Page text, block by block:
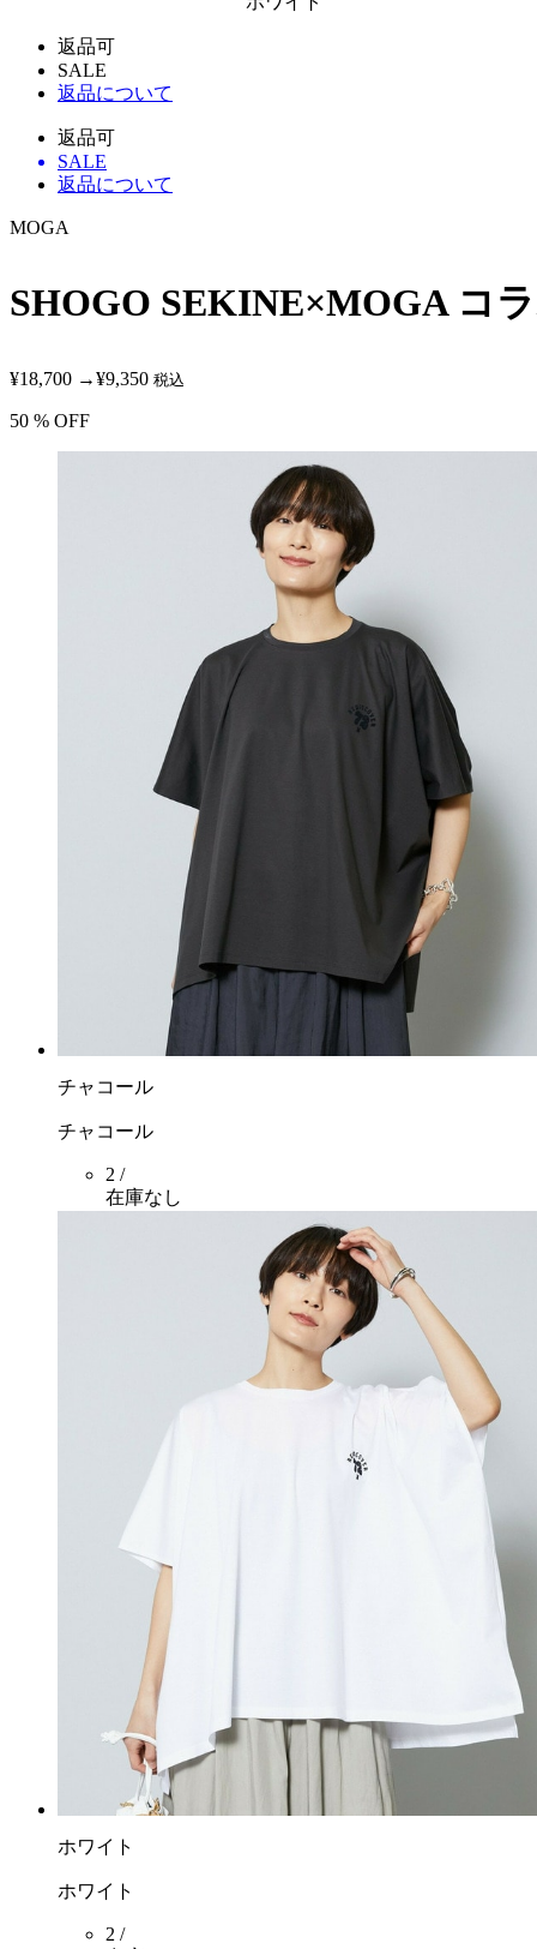
返品可
SALE
返品について
返品可
SALE
返品について
MOGA
SHOGO SEKINE×MOGA コ
¥18,700 →¥9,350 税込
50 % OFF
チャコール
チャコール
2 /
在庫なし
ホワイト
ホワイト
2 /